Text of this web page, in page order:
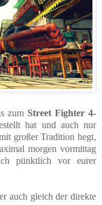
zum Street Fighter 4-
hat und auch nur
großer Tradition hegt,
morgen vormittag
pünktlich vor eurer
auch gleich der direkte